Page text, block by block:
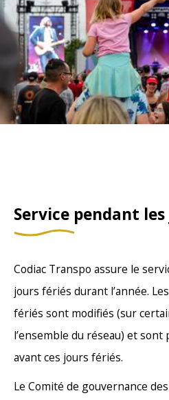
Service pendant
Codiac Transpo assure le
jours fériés durant l’année.
fériés sont modifiés (sur
l’ensemble du réseau) et
avant ces jours fériés.
Le Comité de gouvernance